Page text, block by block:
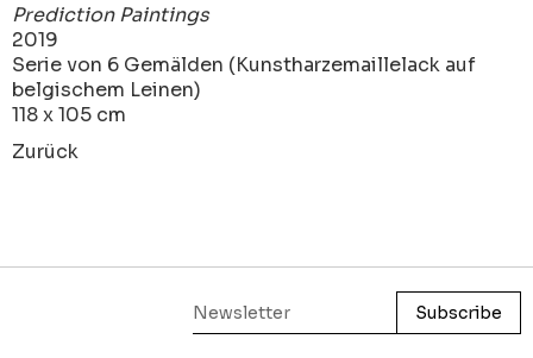
Prediction Paintings
2019
Serie von 6 Gemälden (Kunstharzemaillelack auf
belgischem Leinen)
118 x 105 cm
Zurück